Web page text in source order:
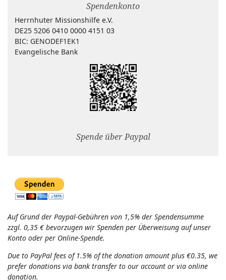
Spendenkonto
Herrnhuter Missionshilfe e.V.
DE25 5206 0410 0000 4151 03
BIC: GENODEF1EK1
Evangelische Bank
Spende über Paypal
Auf Grund der Paypal-Gebühren von 1,5% der Spendensumme
zzgl. 0,35 € bevorzugen wir Spenden per Überweisung auf unser
Konto oder per Online-Spende.
Due to PayPal fees of 1.5% of the donation amount plus €0.35, we
prefer donations via bank transfer to our account or via online
donation.